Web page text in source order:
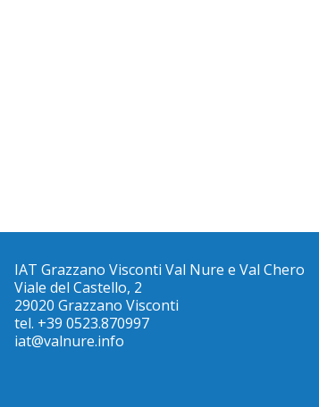
IAT Grazzano Visconti Val Nure e Val Chero
Viale del Castello, 2
29020 Grazzano Visconti
tel. +39 0523.870997
iat@valnure.info